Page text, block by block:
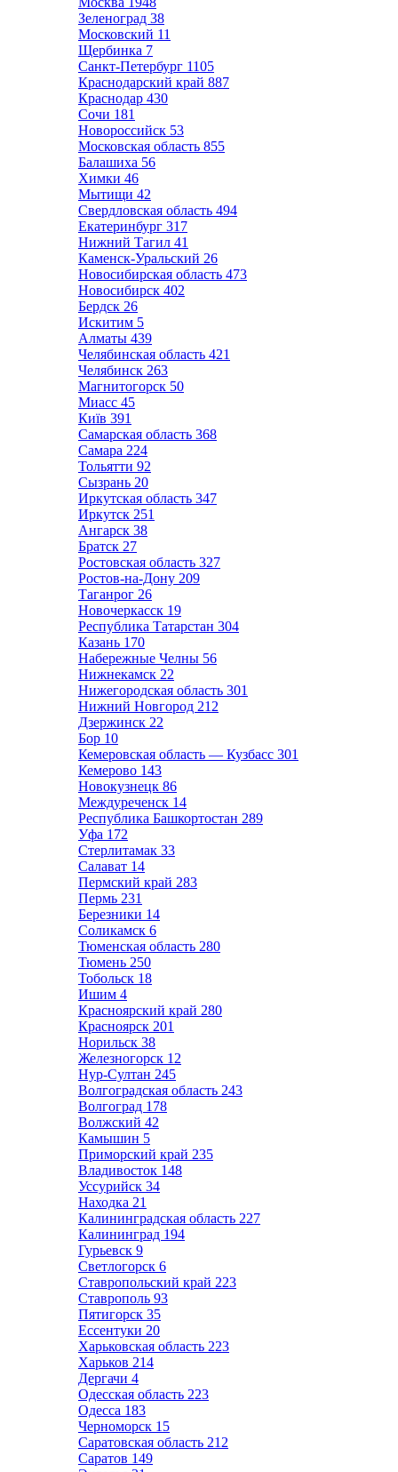
Зеленоград 38
Московский 11
Щербинка 7
Санкт-Петербург 1105
Краснодарский край 887
Краснодар 430
Сочи 181
Новороссийск 53
Московская область 855
Балашиха 56
Химки 46
Мытищи 42
Свердловская область 494
Екатеринбург 317
Нижний Тагил 41
Каменск-Уральский 26
Новосибирская область 473
Новосибирск 402
Бердск 26
Искитим 5
Алматы 439
Челябинская область 421
Челябинск 263
Магнитогорск 50
Миасс 45
Київ 391
Самарская область 368
Самара 224
Тольятти 92
Сызрань 20
Иркутская область 347
Иркутск 251
Ангарск 38
Братск 27
Ростовская область 327
Ростов-на-Дону 209
Таганрог 26
Новочеркасск 19
Республика Татарстан 304
Казань 170
Набережные Челны 56
Нижнекамск 22
Нижегородская область 301
Нижний Новгород 212
Дзержинск 22
Бор 10
Кемеровская область — Кузбасс 301
Кемерово 143
Новокузнецк 86
Междуреченск 14
Республика Башкортостан 289
Уфа 172
Стерлитамак 33
Салават 14
Пермский край 283
Пермь 231
Березники 14
Соликамск 6
Тюменская область 280
Тюмень 250
Тобольск 18
Ишим 4
Красноярский край 280
Красноярск 201
Норильск 38
Железногорск 12
Нур-Султан 245
Волгоградская область 243
Волгоград 178
Волжский 42
Камышин 5
Приморский край 235
Владивосток 148
Уссурийск 34
Находка 21
Калининградская область 227
Калининград 194
Гурьевск 9
Светлогорск 6
Ставропольский край 223
Ставрополь 93
Пятигорск 35
Ессентуки 20
Харьковская область 223
Харьков 214
Дергачи 4
Одесская область 223
Одесса 183
Черноморск 15
Саратовская область 212
Саратов 149